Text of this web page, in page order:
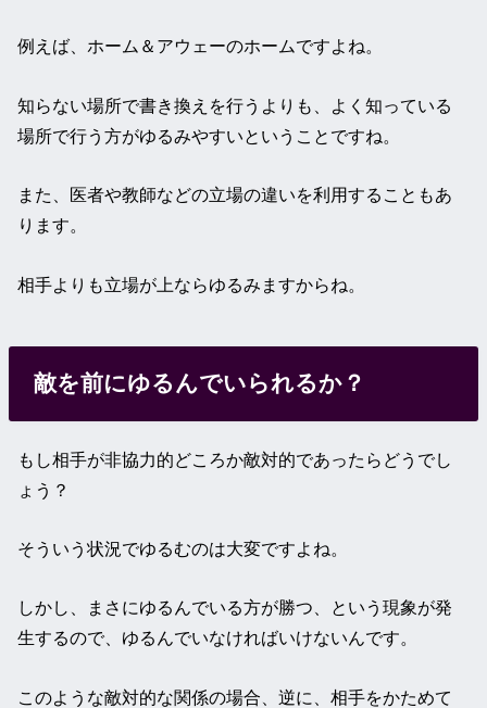
例えば、ホーム＆アウェーのホームですよね。
知らない場所で書き換えを行うよりも、よく知っている
場所で行う方がゆるみやすいということですね。
また、医者や教師などの立場の違いを利用することもあ
ります。
相手よりも立場が上ならゆるみますからね。
敵を前にゆるんでいられるか？
もし相手が非協力的どころか敵対的であったらどうでし
ょう？
そういう状況でゆるむのは大変ですよね。
しかし、まさにゆるんでいる方が勝つ、という現象が発
生するので、ゆるんでいなければいけないんです。
このような敵対的な関係の場合、逆に、相手をかためて